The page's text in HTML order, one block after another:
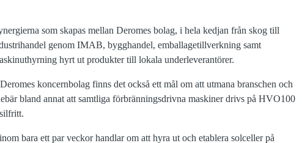
som skapas mellan Deromes bolag, i hela kedjan från skog till
genom IMAB, bygghandel, emballagetillverkning samt
hyrt ut produkter till lokala underleverantörer.
koncernbolag finns det också ett mål om att utmana branschen och
bland annat att samtliga förbränningsdrivna maskiner drivs på HVO100
bara ett par veckor handlar om att hyra ut och etablera solceller på